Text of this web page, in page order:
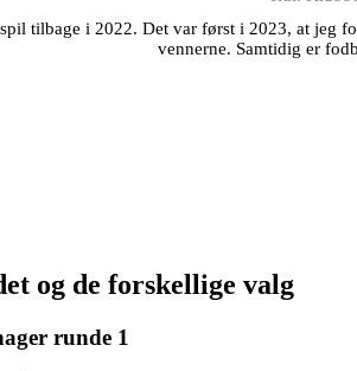
tilbage i 2022. Det var først i 2023, at
vennerne. Samtidig er
og de forskellige valg
runde 1